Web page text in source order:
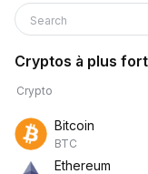
Search
Cryptos à plus
Crypto
Bitcoin
BTC
Ethereum